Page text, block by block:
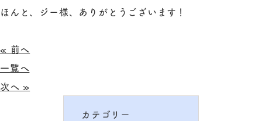
ほんと、ジー様、ありがとうございます！
« 前へ
一覧へ
次へ »
カテゴリー